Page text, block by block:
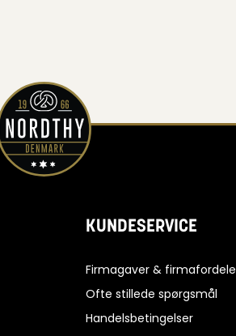
KUNDESERVICE
Firmagaver & firmafordele
Ofte stillede spørgsmål
Handelsbetingelser